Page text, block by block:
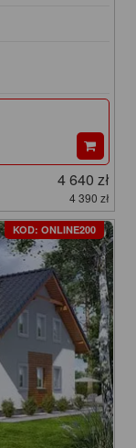
4 640 zł
4 390 zł
KOD: ONLINE200